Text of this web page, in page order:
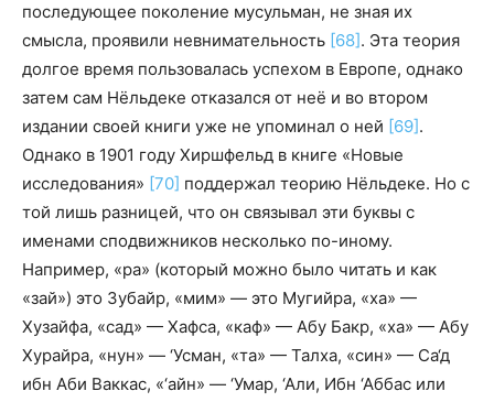
последующее поколение мусульман, не зная их
смысла, проявили невнимательность [68]. Эта теория
долгое время пользовалась успехом в Европе, однако
затем сам Нёльдеке отказался от неё и во втором
издании своей книги уже не упоминал о ней [69].
Однако в 1901 году Хиршфельд в книге «Новые
исследования» [70] поддержал теорию Нёльдеке. Но с
той лишь разницей, что он связывал эти буквы с
именами сподвижников несколько по-иному.
Например, «ра» (который можно было читать и как
«зай») это Зубайр, «мим» — это Мугийра, «ха» —
Хузайфа, «сад» — Хафса, «каф» — Абу Бакр, «ха» — Абу
Хурайра, «нун» — ‘Усман, «та» — Талха, «син» — Са‘д
ибн Аби Ваккас, «‘айн» — ‘Умар, ‘Али, Ибн ‘Аббас или